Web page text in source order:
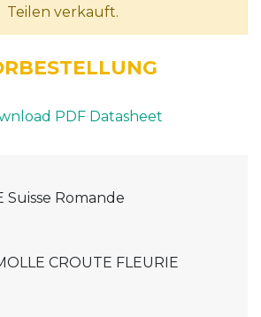
Teilen verkauft.
PDF Datasheet
Suisse Romande
CROUTE FLEURIE